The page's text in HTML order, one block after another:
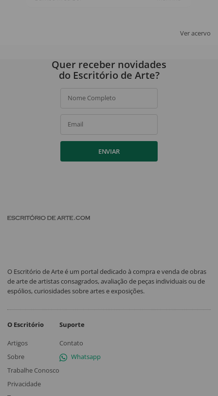
Ver acervo
Quer receber novidades
do Escritório de Arte?
Nome Completo
Email
ENVIAR
O Escritório de Arte é um portal dedicado à compra e venda de obras
de arte de artistas consagrados, avaliação de peças individuais ou de
espólios, curiosidades sobre artes e exposições.
O Escritório
Artigos
Sobre
Trabalhe Conosco
Privacidade
Suporte
Contato
Whatsapp